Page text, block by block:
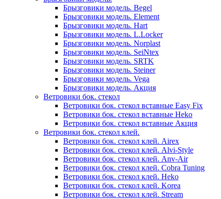
Брызговики модель. Begel
Брызговики модель. Element
Брызговики модель. Hart
Брызговики модель. L.Locker
Брызговики модель. Norplast
Брызговики модель. SeiNtex
Брызговики модель. SRTK
Брызговики модель. Steiner
Брызговики модель. Vega
Брызговики модель. Акция
Ветровики бок. стекол
Ветровики бок. стекол вставные Easy Fix
Ветровики бок. стекол вставные Heko
Ветровики бок. стекол вставные Акция
Ветровики бок. стекол клей.
Ветровики бок. стекол клей. Airex
Ветровики бок. стекол клей. Alvi-Style
Ветровики бок. стекол клей. Anv-Air
Ветровики бок. стекол клей. Cobra Tuning
Ветровики бок. стекол клей. Heko
Ветровики бок. стекол клей. Korea
Ветровики бок. стекол клей. Stream